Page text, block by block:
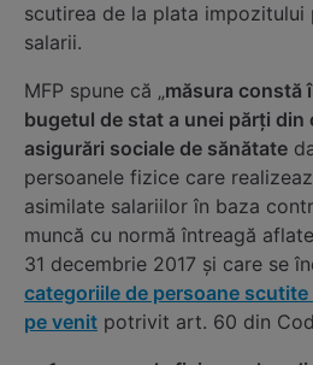
scutirea de la plata impozitului
salarii.
MFP spune că „măsura constă
bugetul de stat a unei părți
asigurări sociale de sănătate
persoanele fizice care
asimilate salariilor în baza
muncă cu normă întreagă
31 decembrie 2017 și care se
categoriile de persoane
pe venit potrivit art. 60 din